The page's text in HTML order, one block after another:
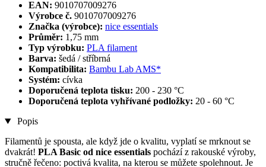
EAN: 9010707009276
Výrobce č. 9010707009276
Značka (výrobce): nice essentials
Průměr: 1,75 mm
Typ výrobku: PLA filament
Barva: šedá / stříbrná
Kompatibilita: Bambu Lab AMS*
Systém: cívka
Doporučená teplota tisku: 200 - 230 °C
Doporučená teplota vyhřívané podložky: 20 - 60 °C
Popis
Filamentů je spousta, ale když jde o kvalitu, vyplatí se mrknout se
dvakrát! PLA Basic od nice essentials pochází z rakouské výroby,
stručně řečeno: poctivá kvalita, na kterou se můžete spolehnout. Je